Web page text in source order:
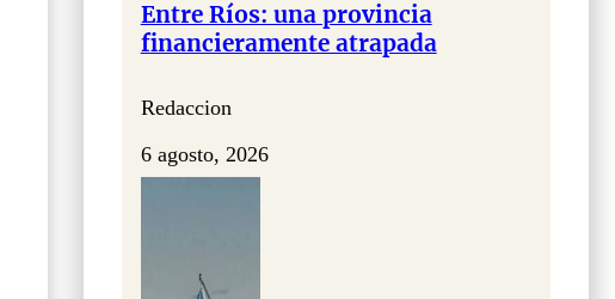
Entre Ríos: una provincia
financieramente atrapada
Redaccion
6 agosto, 2026